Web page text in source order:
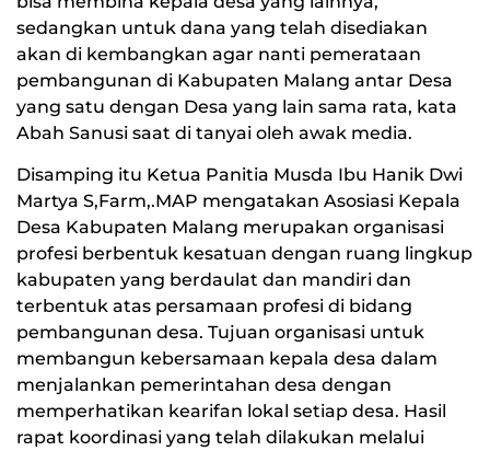
sedangkan untuk dana yang telah disediakan
akan di kembangkan agar nanti pemerataan
pembangunan di Kabupaten Malang antar Desa
yang satu dengan Desa yang lain sama rata, kata
Abah Sanusi saat di tanyai oleh awak media.
Disamping itu Ketua Panitia Musda Ibu Hanik Dwi
Martya S,Farm,.MAP mengatakan Asosiasi Kepala
Desa Kabupaten Malang merupakan organisasi
profesi berbentuk kesatuan dengan ruang lingkup
kabupaten yang berdaulat dan mandiri dan
terbentuk atas persamaan profesi di bidang
pembangunan desa. Tujuan organisasi untuk
membangun kebersamaan kepala desa dalam
menjalankan pemerintahan desa dengan
memperhatikan kearifan lokal setiap desa. Hasil
rapat koordinasi yang telah dilakukan melalui